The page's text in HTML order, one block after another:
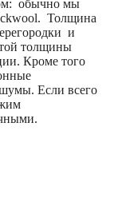
обычно мы
Толщина
и
толщины
Кроме того
Если всего